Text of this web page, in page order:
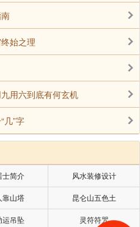
:
乾上乾下
坤上坤下
坎上震下
艮上坎下
坎上乾下
乾上坎下
始之理
用六到底有何玄机
几”字
士简介 风水装修设计
靠山塔 昆仑山五色土
运吊坠 灵符符咒